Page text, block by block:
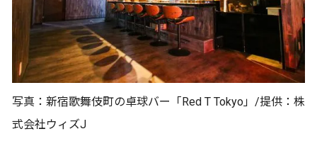
写真：新宿歌舞伎町の卓球バー「Red T Tokyo」/提供：株
式会社ウィズJ